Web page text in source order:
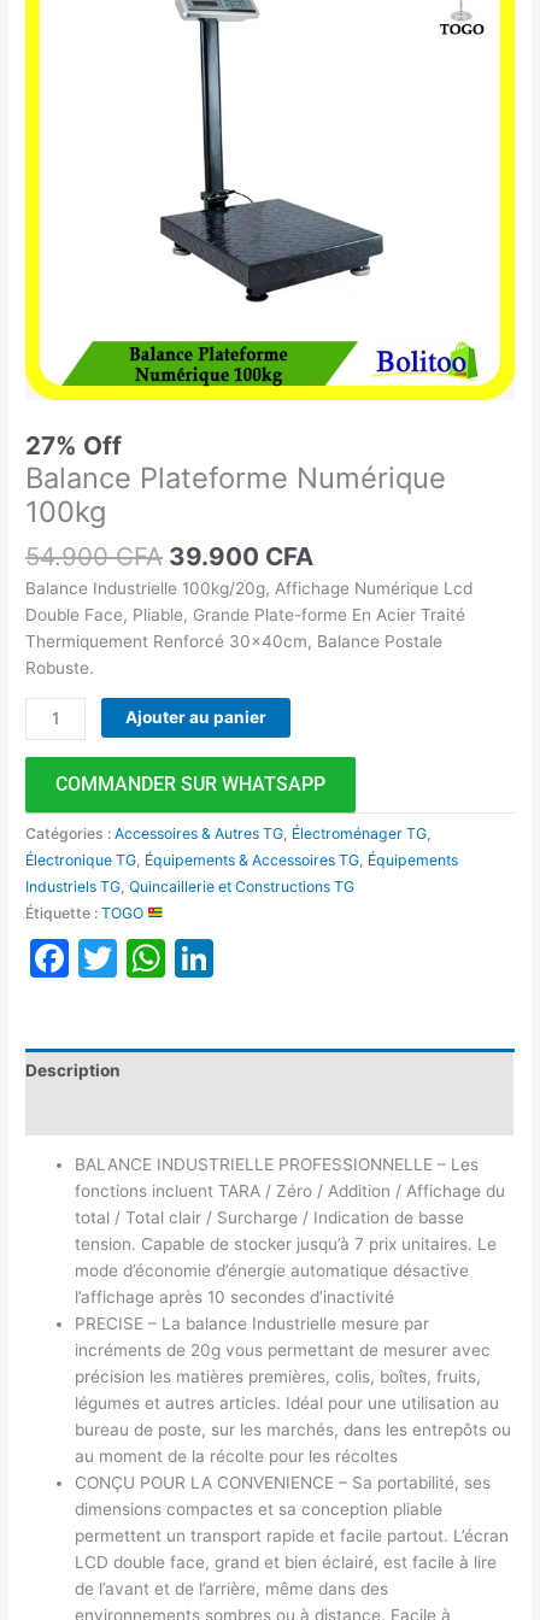
27% Off
Balance Plateforme Numérique
100kg
54.900CFA
54.900 CFA.
39.900 CFA
39.900 CFA.
Balance Industrielle 100kg/20g, Affichage Numérique Lcd
Double Face, Pliable, Grande Plate-forme En Acier Traité
Thermiquement Renforcé 30x40cm, Balance Postale
Robuste.
Ajouter au panier
COMMANDER SUR WHATSAPP
Catégories :Accessoires & Autres TG Électroménager TG
Électronique TG Équipements & Accessoires TG Équipements
Industriels TG ,Quincaillerie et Constructions TG
Étiquette :TOGO
Facebook
TwitterWhatsApp
Description
BALANCE INDUSTRIELLE PROFESSIONNELLE – Les
fonctions incluent TARA / Zéro / Addition / Affichage du
total / Total clair / Surcharge / Indication de basse
tension. Capable de stocker jusqu’à 7 prix unitaires. Le
mode d’économie d’énergie automatique désactive
l’affichage après 10 secondes d’inactivité
PRECISE – La balance Industrielle mesure par
incréments de 20g vous permettant de mesurer avec
précision les matières premières, colis, boîtes, fruits,
légumes et autres articles. Idéal pour une utilisation au
bureau de poste, sur les marchés, dans les entrepôts ou
au moment de la récolte pour les récoltes
CONÇU POUR LA CONVENIENCE – Sa portabilité, ses
dimensions compactes et sa conception pliable
permettent un transport rapide et facile partout. L’écran
LCD double face, grand et bien éclairé, est facile à lire
de l’avant et de l’arrière, même dans des
environnements sombres ou à distance. Facile à